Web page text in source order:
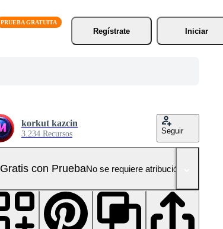
Regístrate
Iniciar
korkut kazcin
3.234 Recursos Seguir
Gratis con PruebaNo se requiere atribución!